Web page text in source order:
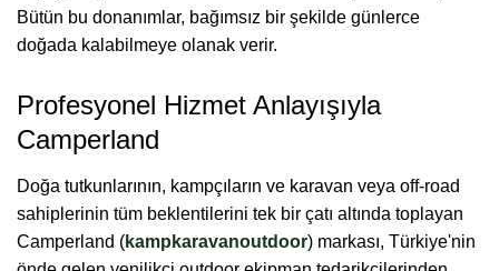
Bütün bu donanımlar, bağımsız bir şekilde günlerce
doğada kalabilmeye olanak verir.
Profesyonel Hizmet Anlayışıyla
Camperland
Doğa tutkunlarının, kampçıların ve karavan veya off-road
sahiplerinin tüm beklentilerini tek bir çatı altında toplayan
Camperland (kampkaravanoutdoor) markası, Türkiye'nin